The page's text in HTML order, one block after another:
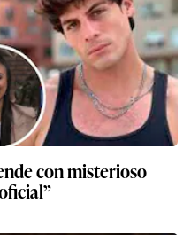
con misterioso